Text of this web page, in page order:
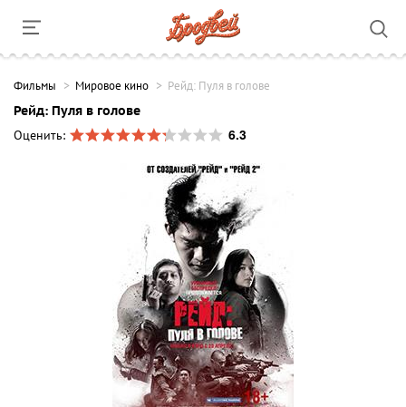
Фильмы Мировое кино Рейд: Пуля в голове
Рейд: Пуля в голове
Оценить:
6.3